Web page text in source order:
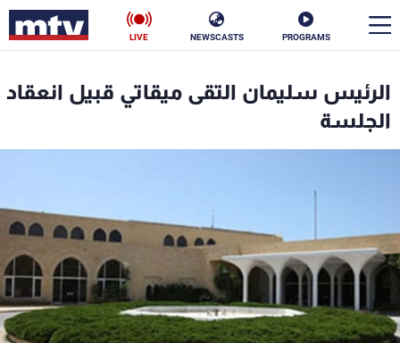
PROGRAMS
NEWSCASTS
LIVE
الرئيس سليمان التقى ميقاتي قبيل انعقاد
الجلسة
الأخبار
منوعات رياضة
كأس العالم